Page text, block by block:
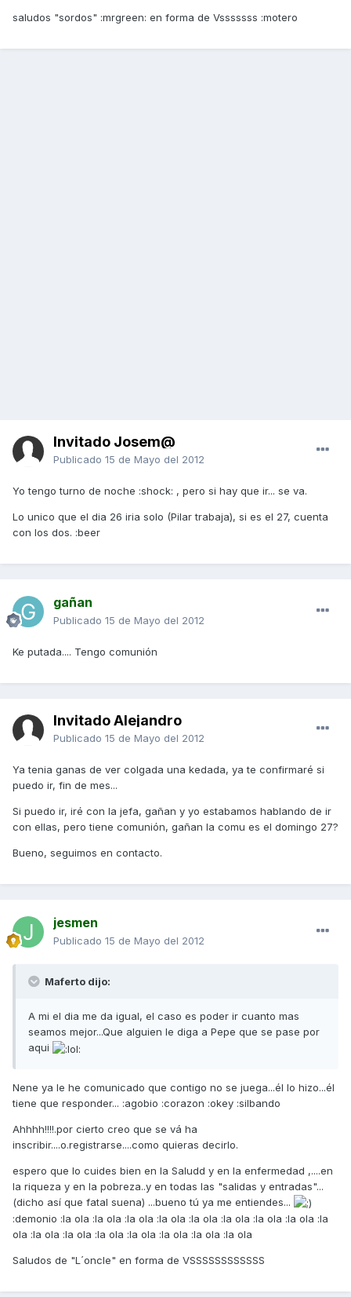
saludos "sordos" :mrgreen: en forma de Vsssssss :motero
Invitado Josem@
Publicado 15 de Mayo del 2012
Yo tengo turno de noche :shock: , pero si hay que ir... se va.
Lo unico que el dia 26 iria solo (Pilar trabaja), si es el 27, cuenta
con los dos. :beer
gañan
Publicado 15 de Mayo del 2012
Ke putada.... Tengo comunión
Invitado Alejandro
Publicado 15 de Mayo del 2012
Ya tenia ganas de ver colgada una kedada, ya te confirmaré si
puedo ir, fin de mes...
Si puedo ir, iré con la jefa, gañan y yo estabamos hablando de ir
con ellas, pero tiene comunión, gañan la comu es el domingo 27?
Bueno, seguimos en contacto.
jesmen
Publicado 15 de Mayo del 2012
Maferto dijo:
A mi el dia me da igual, el caso es poder ir cuanto mas
seamos mejor...Que alguien le diga a Pepe que se pase por
aqui
Nene ya le he comunicado que contigo no se juega...él lo hizo...él
tiene que responder... :agobio :corazon :okey :silbando
Ahhhh!!!!.por cierto creo que se vá ha
inscribir....o.registrarse....como quieras decirlo.
espero que lo cuides bien en la Saludd y en la enfermedad ,....en
la riqueza y en la pobreza..y en todas las "salidas y entradas"...
(dicho así que fatal suena) ...bueno tú ya me entiendes...
:demonio :la ola :la ola :la ola :la ola :la ola :la ola :la ola :la ola :la
ola :la ola :la ola :la ola :la ola :la ola :la ola :la ola
Saludos de "L´oncle" en forma de VSSSSSSSSSSSS